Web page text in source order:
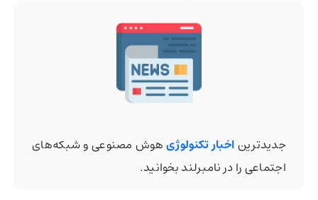
جدیدتریناخبار تکنولوژیهوش مصنوعی و شبکه‌های
اجتماعی را در نامبرلند بخوانید.